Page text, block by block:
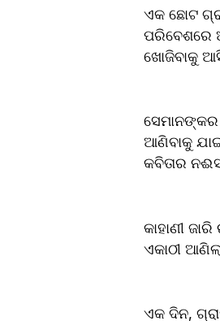
ଏକ ଛୋଟ
ପରିବେଶରେ
ଖୋଜିବାକୁ
ଆଣିବାକୁ
କବିତାର
କାହାଣୀ
ଏକାଠୀ
ଏକ ଦିନ,